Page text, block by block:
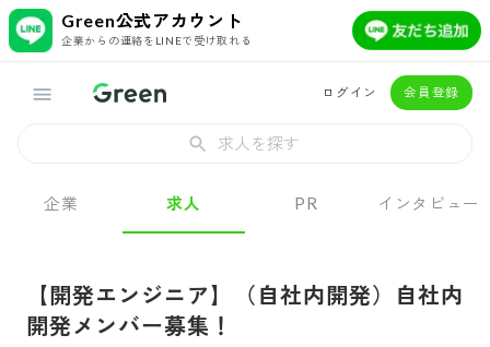
Green公式アカウント
企業からの連絡をLINEで受け取れる
ログイン 会員登録
求人を探す
企業 求人 PR インタビュー
【開発エンジニア】（自社内開発）自社内
開発メンバー募集！